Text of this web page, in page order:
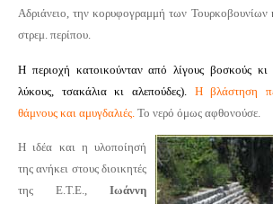
Αδριάνειο, την κορυφογραμμή των Τουρκοβουνίων
στρεμ. περίπου.
Η περιοχή κατοικούνταν από λίγους βοσκούς κι
λύκους, τσακάλια κι αλεπούδες).
Η βλάστηση
θάμνους και αμυγδαλιές. Το νερό όμως αφθονούσε.
Η ιδέα και η υλοποίησή
της ανήκει στους διοικητές
της Ε.Τ.Ε., Ιωάννη